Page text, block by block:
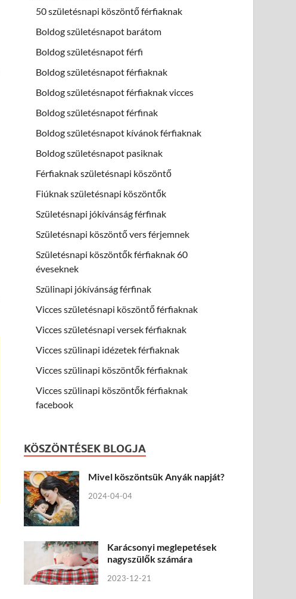
50 születésnapi köszöntő férfiaknak
Boldog születésnapot barátom
Boldog születésnapot férfi
Boldog születésnapot férfiaknak
Boldog születésnapot férfiaknak vicces
Boldog születésnapot férfinak
Boldog születésnapot kívánok férfiaknak
Boldog születésnapot pasiknak
Férfiaknak születésnapi köszöntő
Fiúknak születésnapi köszöntők
Születésnapi jókívánság férfinak
Születésnapi köszöntő vers férjemnek
Születésnapi köszöntők férfiaknak 60
éveseknek
Szülinapi jókívánság férfinak
Vicces születésnapi köszöntő férfiaknak
Vicces születésnapi versek férfiaknak
Vicces szülinapi idézetek férfiaknak
Vicces szülinapi köszöntők férfiaknak
Vicces szülinapi köszöntők férfiaknak
facebook
KÖSZÖNTÉSEK BLOGJA
Mivel köszöntsük Anyák napját?
2024-04-04
Karácsonyi meglepetések
nagyszülők számára
2023-12-21